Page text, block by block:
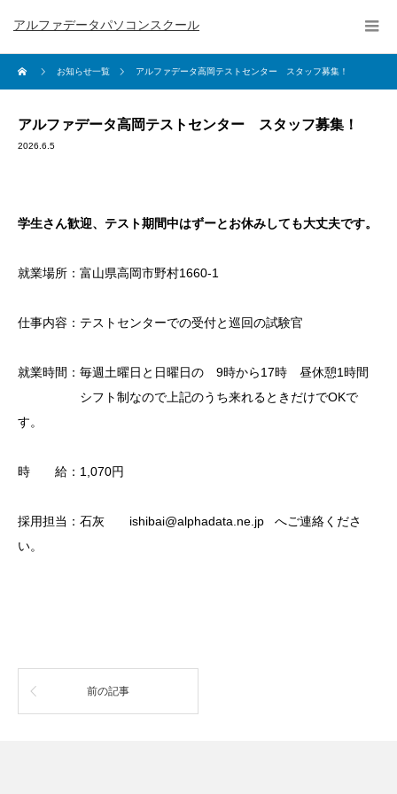
アルファデータパソコンスクール
お知らせ一覧 アルファデータ高岡テストセンター スタッフ募集！
アルファデータ高岡テストセンター スタッフ募集！
2026.6.5
学生さん歓迎、テスト期間中はずーとお休みしても大丈夫です。
就業場所：富山県高岡市野村1660-1
仕事内容：テストセンターでの受付と巡回の試験官
就業時間：毎週土曜日と日曜日の 9時から17時 昼休憩1時間
シフト制なので上記のうち来れるときだけでOKで
す。
時 給：1,070円
採用担当：石灰 ishibai@alphadata.ne.jp へご連絡くださ
い。
前の記事